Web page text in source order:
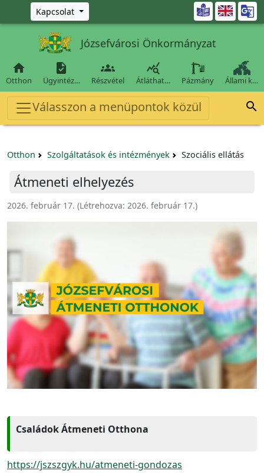
Ugrás a fő tartalomra
Kapcsolat 
Józsefvárosi Önkormányzat

Otthon

Ügyintéz…

Részvétel

Átláthat… Pázmány Állami k…
Válasszon a menüpontok közül 
Otthon Szolgáltatások és intézmények Szociális ellátás
Átmeneti elhelyezés
2026. február 17. (Létrehozva: 2026. február 17.)
Családok Átmeneti Otthona
https://jszszgyk.hu/atmeneti-gondozas